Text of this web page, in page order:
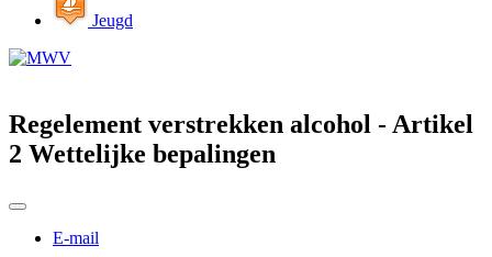
Jeugd
Regelement verstrekken alcohol - Artikel
2 Wettelijke bepalingen
E-mail